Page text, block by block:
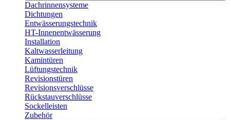
Dachrinnensysteme
Dichtungen
Entwässerungstechnik
HT-Innenentwässerung
Installation
Kaltwasserleitung
Kamintüren
Lüftungstechnik
Revisionstüren
Revisionsverschlüsse
Rückstauverschlüsse
Sockelleisten
Zubehör